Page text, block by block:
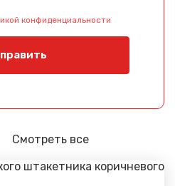
конфиденциальности
Смотреть все